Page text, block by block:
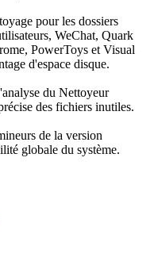
pour les dossiers
WeChat, Quark
PowerToys et Visual
d'espace disque.
du Nettoyeur
des fichiers inutiles.
de la version
globale du système.